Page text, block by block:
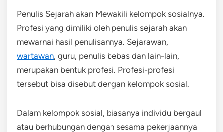
Penulis Sejarah akan Mewakili kelompok sosialnya.
Profesi yang dimiliki oleh penulis sejarah akan
mewarnai hasil penulisannya. Sejarawan,
wartawan, guru, penulis bebas dan lain-lain,
merupakan bentuk profesi. Profesi-profesi
tersebut bisa disebut dengan kelompok sosial.
Dalam kelompok sosial, biasanya individu bergaul
atau berhubungan dengan sesama pekerjaannya